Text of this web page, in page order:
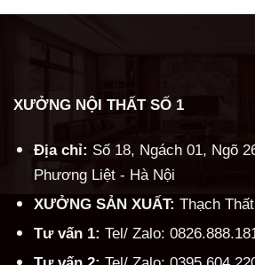
XƯỞNG NỘI THẤT SỐ 1
Địa chỉ: Số 18, Ngách 01, Ngõ
Phương Liệt - Hà Nội
XƯỞNG SẢN XUẤT: Thạch
Tư vấn 1: Tel/ Zalo: